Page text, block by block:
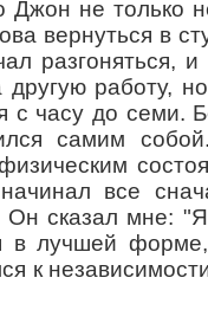
Джон не только
вернуться в
разгоняться,
другую работу,
с часу до семи.
самим
все
Он сказал мне:
в лучшей
к